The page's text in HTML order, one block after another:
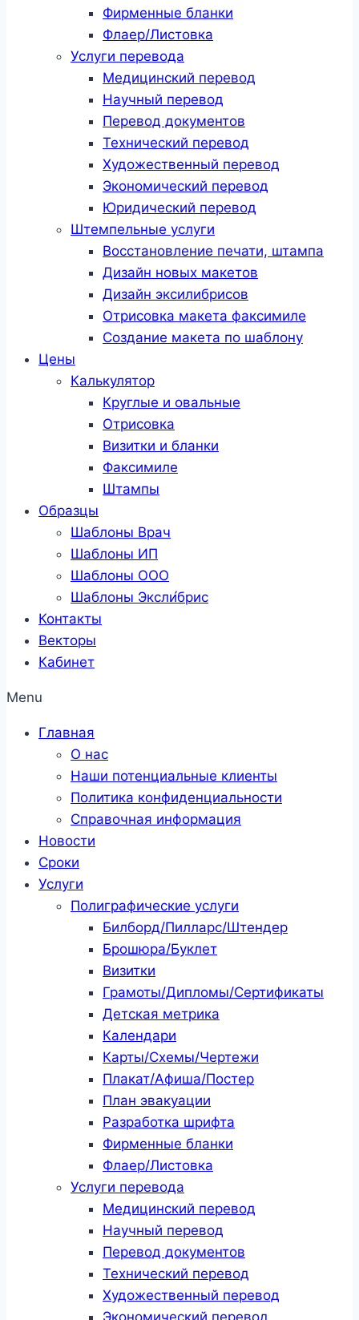
Фирменные бланки
Флаер/Листовка
Услуги перевода
Медицинский перевод
Научный перевод
Перевод документов
Технический перевод
Художественный перевод
Экономический перевод
Юридический перевод
Штемпельные услуги
Восстановление печати, штампа
Дизайн новых макетов
Дизайн эксилибрисов
Отрисовка макета факсимиле
Создание макета по шаблону
Цены
Калькулятор
Круглые и овальные
Отрисовка
Визитки и бланки
Факсимиле
Штампы
Образцы
Шаблоны Врач
Шаблоны ИП
Шаблоны ООО
Шаблоны Эксли́брис
Контакты
Векторы
Кабинет
Menu
Главная
О нас
Наши потенциальные клиенты
Политика конфиденциальности
Справочная информация
Новости
Сроки
Услуги
Полиграфические услуги
Билборд/Пилларс/Штендер
Брошюра/Буклет
Визитки
Грамоты/Дипломы/Сертификаты
Детская метрика
Календари
Карты/Схемы/Чертежи
Плакат/Афиша/Постер
План эвакуации
Разработка шрифта
Фирменные бланки
Флаер/Листовка
Услуги перевода
Медицинский перевод
Научный перевод
Перевод документов
Технический перевод
Художественный перевод
Экономический перевод